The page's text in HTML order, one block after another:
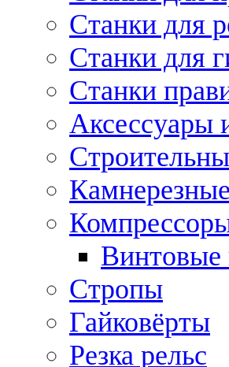
Станки для
Станки для
Станки
Аксессуары
Винтовые
Стропы
Гайковёрты
Резка рельс